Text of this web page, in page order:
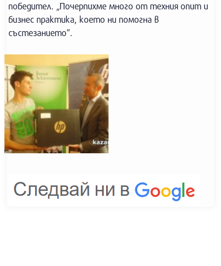
победител. „Почерпихме много от техния опит и
бизнес практика, което ни помогна в
състезанието”.